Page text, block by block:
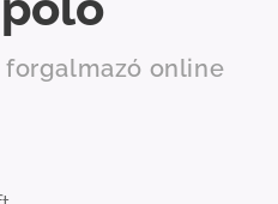
forgalmazó online